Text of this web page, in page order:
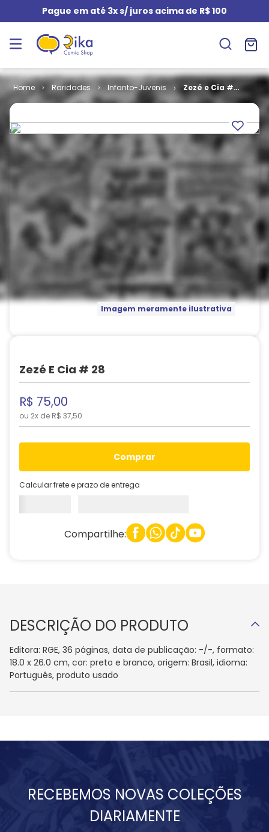
Pague em até 3x s/ juros acima de R$ 100
Raridades Infanto-Juvenis
Zezé e Cia #
28
Imagem meramente ilustrativa
Zezé E Cia # 28
R$ 75,00
ou 2x de R$ 37,50
comprar
Calcular frete e prazo de entrega
Compartilhe:
DESCRIÇÃO DO PRODUTO
Editora: RGE, 36 páginas, data de publicação: -/-, formato:
18.0 x 26.0 cm, cor: preto e branco, origem: Brasil, idioma:
Português, produto usado
RECEBEMOS NOVAS COLEÇÕES
DIARIAMENTE